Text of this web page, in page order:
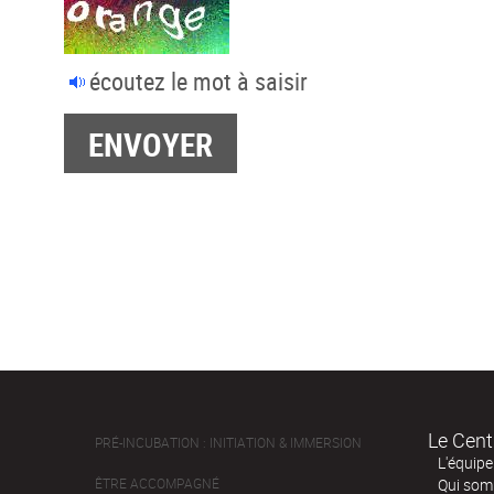
écoutez le mot à saisir
PRÉ-INCUBATION : INITIATION & IMMERSION
ÊTRE ACCOMPAGNÉ
Le
L'équipe
Qui